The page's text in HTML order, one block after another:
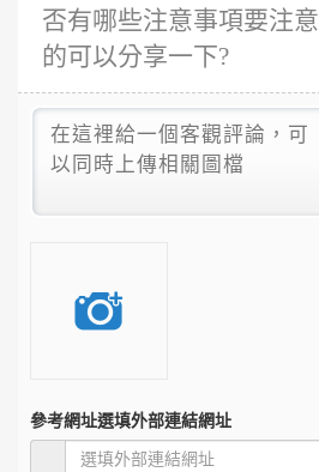
否有哪些注意事項要注意
的可以分享一下?
參考網址選填外部連結網址